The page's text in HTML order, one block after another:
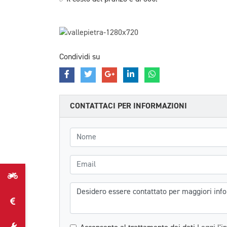
Condividi su
CONTATTACI PER INFORMAZIONI
Nome
Email
Messaggio